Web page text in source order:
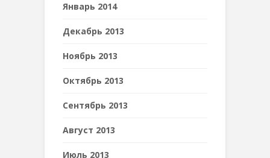
Январь 2014
Декабрь 2013
Ноябрь 2013
Октябрь 2013
Сентябрь 2013
Август 2013
Июль 2013